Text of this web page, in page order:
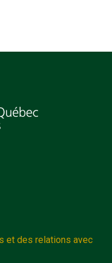
et des relations avec